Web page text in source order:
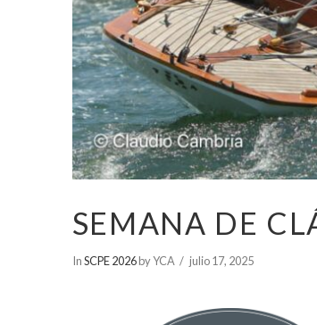
SEMANA DE
InSCPE 2026by YCA julio 17, 2025